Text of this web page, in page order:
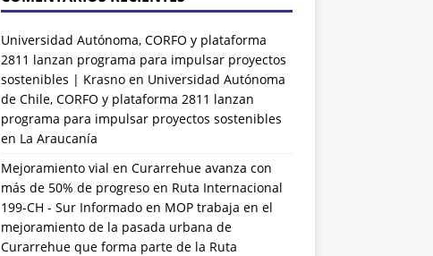
Universidad Autónoma, CORFO y plataforma
2811 lanzan programa para impulsar proyectos
sostenibles | Krasnoen Universidad Autónoma
de Chile, CORFO y plataforma 2811 lanzan
programa para impulsar proyectos sostenibles
en La Araucanía
Mejoramiento vial en Curarrehue avanza con
más de 50% de progreso en Ruta Internacional
199-CH - Sur Informadoen MOP trabaja en el
mejoramiento de la pasada urbana de
Curarrehue que forma parte de la Ruta